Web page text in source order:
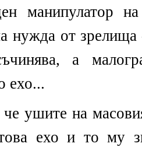
манипулатор на
нужда от
а
ехо...
ушите на
ехо и то му